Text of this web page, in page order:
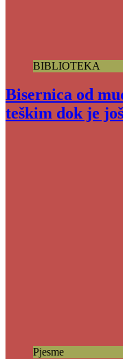
BIBLIOTEKA
Bisernica od
teškim dok je
Pjesme